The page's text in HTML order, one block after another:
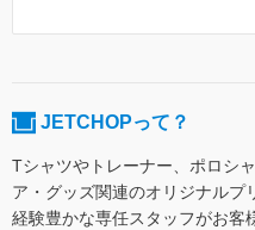
JETCHOPって？
Tシャツやトレーナー、ポロシ
ア・グッズ関連のオリジナルプ
経験豊かな専任スタッフがお客